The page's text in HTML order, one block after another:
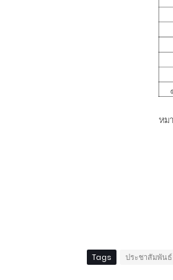
Tags ประชาสัมพันธ์